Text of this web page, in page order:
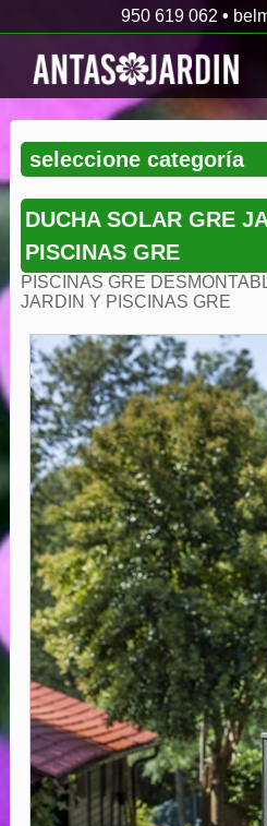
950 619 062 •
DUCHA SOLAR GRE
PISCINAS GRE
PISCINAS GRE
JARDIN Y PISCINAS GRE